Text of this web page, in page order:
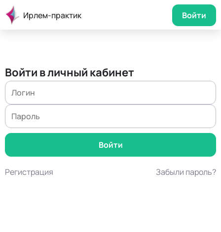
Ирлем-практик Войти
Войти в личный кабинет
Регистрация Забыли пароль?